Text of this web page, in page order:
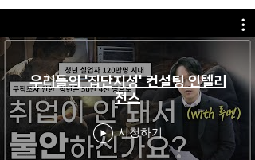
우리들의 '집단지성' 컨설팅 인텔리
전스
시청하기